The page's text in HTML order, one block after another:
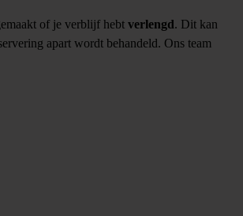
of je verblijf hebt verlengd. Dit kan
apart wordt behandeld. Ons team